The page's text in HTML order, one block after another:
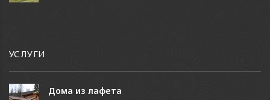
УСЛУГИ
Дома из лафета